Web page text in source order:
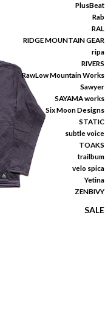
PlusBeat
Rab
RAL
RIDGE MOUNTAIN GEAR
ripa
RIVERS
RawLow Mountain Works
Sawyer
SAYAMA works
Six Moon Designs
STATIC
subtle voice
TOAKS
trailbum
velo spica
Yetina
ZENBIVY
SALE